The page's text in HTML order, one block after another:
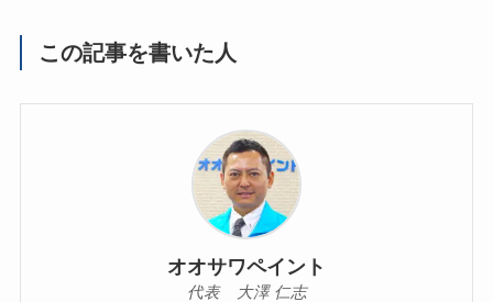
この記事を書いた人
オオサワペイント
代表 大澤 仁志